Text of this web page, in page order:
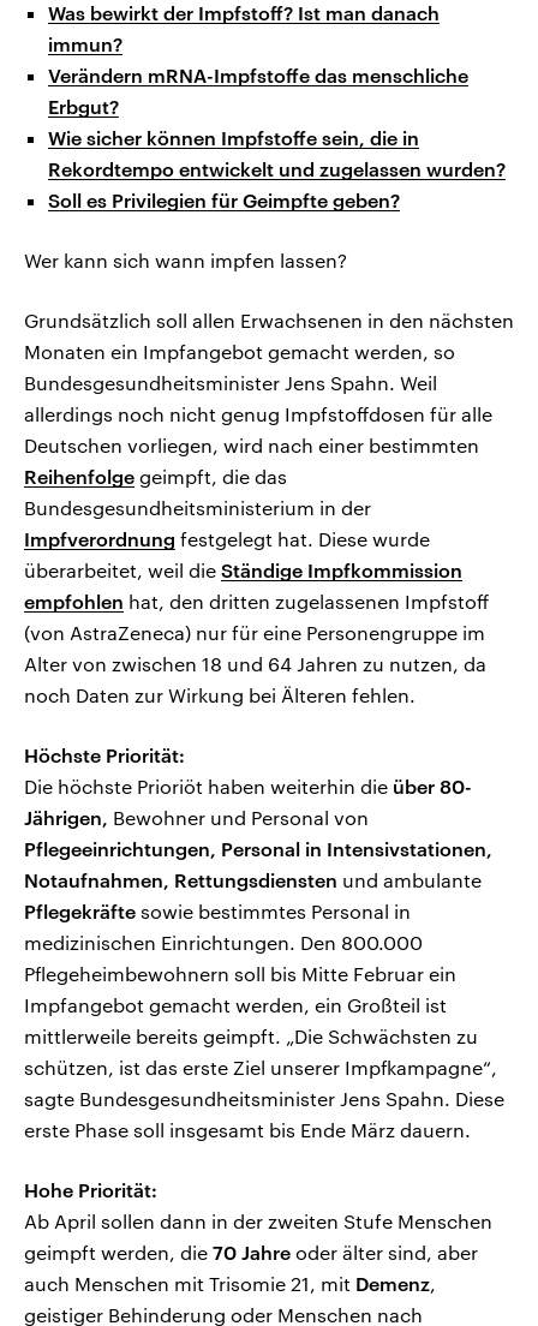
Was bewirkt der Impfstoff? Ist man danach
immun?
Verändern mRNA-Impfstoffe das menschliche
Erbgut?
Wie sicher können Impfstoffe sein, die in
Rekordtempo entwickelt und zugelassen wurden?
Soll es Privilegien für Geimpfte geben?
Wer kann sich wann impfen lassen?
Grundsätzlich soll allen Erwachsenen in den nächsten
Monaten ein Impfangebot gemacht werden, so
Bundesgesundheitsminister Jens Spahn. Weil
allerdings noch nicht genug Impfstoffdosen für alle
Deutschen vorliegen, wird nach einer bestimmten
Reihenfolge geimpft, die das
Bundesgesundheitsministerium in der
Impfverordnung festgelegt hat. Diese wurde
überarbeitet, weil die Ständige Impfkommission
empfohlen hat, den dritten zugelassenen Impfstoff
(von AstraZeneca) nur für eine Personengruppe im
Alter von zwischen 18 und 64 Jahren zu nutzen, da
noch Daten zur Wirkung bei Älteren fehlen.
Höchste Priorität:
Die höchste Prioriöt haben weiterhin die über 80-
Jährigen, Bewohner und Personal von
Pflegeeinrichtungen, Personal in Intensivstationen,
Notaufnahmen, Rettungsdiensten und ambulante
Pflegekräfte sowie bestimmtes Personal in
medizinischen Einrichtungen. Den 800.000
Pflegeheimbewohnern soll bis Mitte Februar ein
Impfangebot gemacht werden, ein Großteil ist
mittlerweile bereits geimpft. „Die Schwächsten zu
schützen, ist das erste Ziel unserer Impfkampagne“,
sagte Bundesgesundheitsminister Jens Spahn. Diese
erste Phase soll insgesamt bis Ende März dauern.
Hohe Priorität:
Ab April sollen dann in der zweiten Stufe Menschen
geimpft werden, die 70 Jahre oder älter sind, aber
auch Menschen mit Trisomie 21, mit Demenz,
geistiger Behinderung oder Menschen nach